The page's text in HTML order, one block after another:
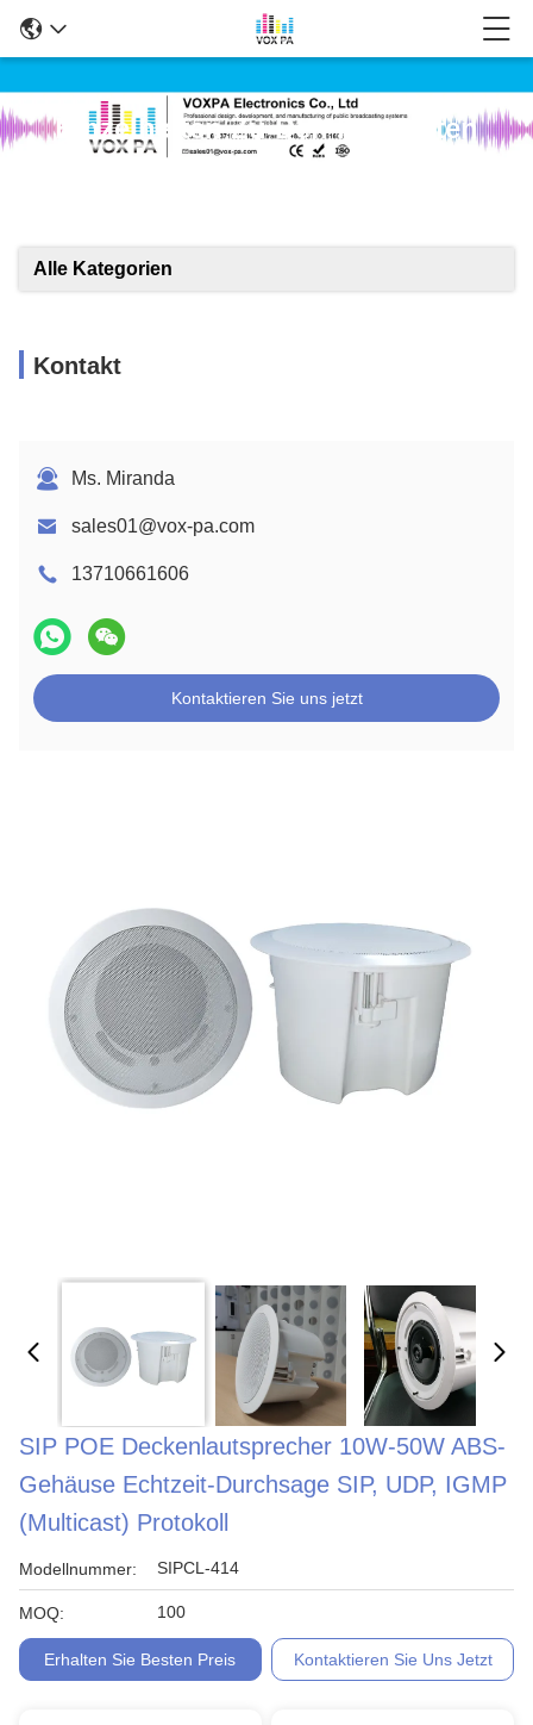
Einzelheiten Zu Den Produkten
Alle Kategorien
Kontakt
Ms. Miranda
sales01@vox-pa.com
13710661606
Kontaktieren Sie uns jetzt
SIP POE Deckenlautsprecher 10W-50W ABS-
Gehäuse Echtzeit-Durchsage SIP, UDP, IGMP
(Multicast) Protokoll
Modellnummer: SIPCL-414
MOQ: 100
Erhalten Sie Besten Preis Kontaktieren Sie Uns Jetzt